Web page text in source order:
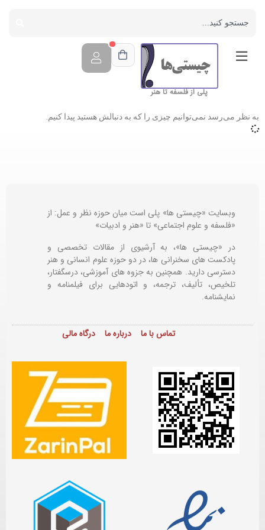
پلی از فلسفه تا هنر
به نظر می‌رسد نمی‌توانیم چیزی را که به دنبالش هستید پیدا کنیم.
وبسایت «چیستی ها» پلی است میان حوزه نظر و عمل: از
«فلسفه و علوم اجتماعی» تا «هنر و ادبیات»
در «چیستی ها»، به آرشیوی از مقالات تخصصی و
پادکست های سخنرانی ها، در دو حوزه علوم انسانی و هنر
دسترسی دارید. همچنین به جزوه های آموزشی، درسگفتار،
تلخیص، تألیف، ترجمه، و اتودهایی برایفیلمنامه و
نمایشنامه.
تماس با ما درباره ما درگاه مالی